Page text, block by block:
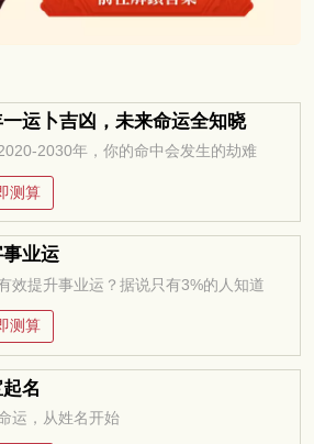
运卜吉凶，未来命运全知晓
2030年，你的命中会发生的劫难
测算
业运
效提升事业运？据说只有3%的人知道
测算
名
运，从姓名开始